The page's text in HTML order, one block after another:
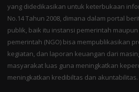
yang didedikasikan untuk keterbukaan
No.14 Tahun 2008, dimana dalam portal
publik, baik itu instansi pemerintah
pemerintah (NGO) bisa mempublikasikan
kegiatan, dan laporan keuangan dari
masyarakat luas guna meningkatkan
meningkatkan kredibiltas dan akuntabilitas.